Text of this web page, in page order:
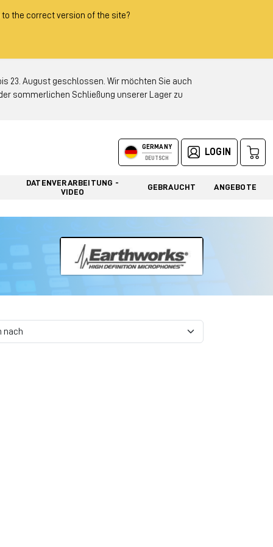
the correct version of the site?
bis 23. August geschlossen. Wir möchten Sie auch
sommerlichen Schließung unserer Lager zu
GERMANY
DEUTSCH
LOGIN
DATENVERARBEITUNG -
VIDEO
GEBRAUCHT ANGEBOTE